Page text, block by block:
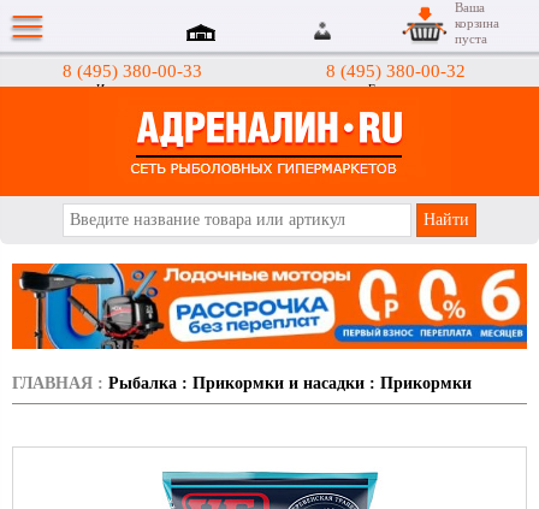
8 (495) 380-00-33
Интернет-магазин
8 (495) 380-00-32
Гипермаркеты
Ваша
корзина
пуста
ГЛАВНАЯ : Рыбалка : Прикормки и насадки : Прикормки